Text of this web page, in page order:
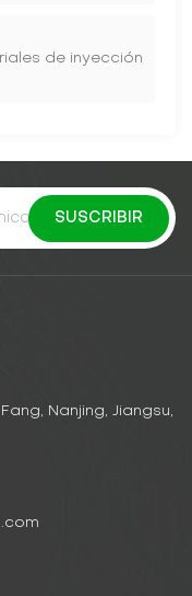
de inyección
Nanjing, Jiangsu,